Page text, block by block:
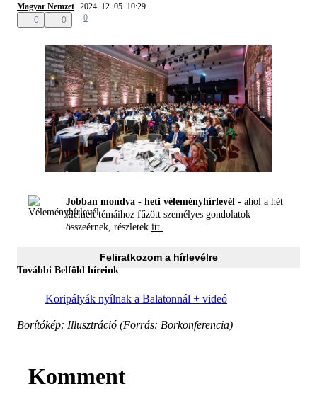
Magyar Nemzet 2024. 12. 05. 10:29
0
0 0
Jobban mondva - heti véleményhírlevél - ahol a hét
kiemelt témáihoz fűzött személyes gondolatok
összeérnek, részletek itt.
Feliratkozom a hírlevélre
További Belföld híreink
Koripályák nyílnak a Balatonnál + videó
Borítókép: Illusztráció (Forrás: Borkonferencia)
Komment